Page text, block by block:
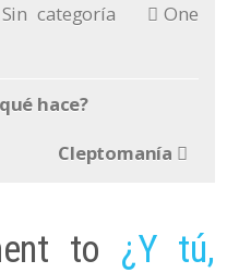
Sin categoría
One
hace?
Cleptomanía
to ¿Y tú,